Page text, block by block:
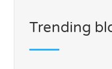
Trending